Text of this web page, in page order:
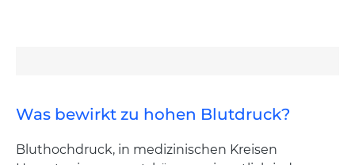
Was bewirkt zu hohen Blutdruck?
Bluthochdruck, in medizinischen Kreisen